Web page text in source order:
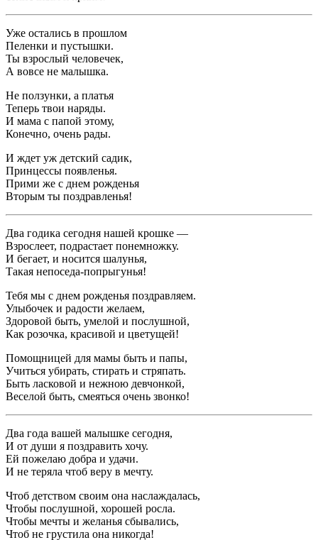
Уже остались в прошлом
Пеленки и пустышки.
Ты взрослый человечек,
А вовсе не малышка.
Не ползунки, а платья
Теперь твои наряды.
И мама с папой этому,
Конечно, очень рады.
И ждет уж детский садик,
Принцессы появленья.
Прими же с днем рожденья
Вторым ты поздравленья!
Два годика сегодня нашей крошке —
Взрослеет, подрастает понемножку.
И бегает, и носится шалунья,
Такая непоседа-попрыгунья!
Тебя мы с днем рожденья поздравляем.
Улыбочек и радости желаем,
Здоровой быть, умелой и послушной,
Как розочка, красивой и цветущей!
Помощницей для мамы быть и папы,
Учиться убирать, стирать и стряпать.
Быть ласковой и нежною девчонкой,
Веселой быть, смеяться очень звонко!
Два года вашей малышке сегодня,
И от души я поздравить хочу.
Ей пожелаю добра и удачи.
И не теряла чтоб веру в мечту.
Чтоб детством своим она наслаждалась,
Чтобы послушной, хорошей росла.
Чтобы мечты и желанья сбывались,
Чтоб не грустила она никогда!